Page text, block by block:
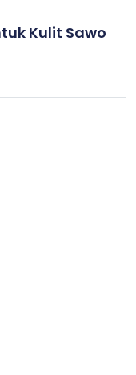
Kulit Sawo